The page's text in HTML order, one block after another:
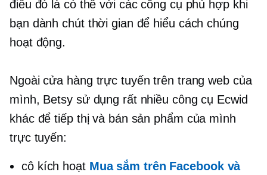
điều đó là có thể với các công cụ phù hợp khi
bạn dành chút thời gian để hiểu cách chúng
hoạt động.
Ngoài cửa hàng trực tuyến trên trang web của
mình, Betsy sử dụng rất nhiều công cụ Ecwid
khác để tiếp thị và bán sản phẩm của mình
trực tuyến:
cô kích hoạt Mua sắm trên Facebook và